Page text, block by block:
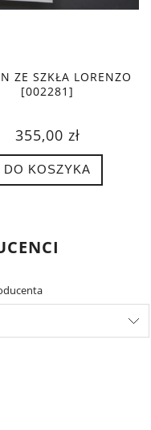
ZE SZKŁA LORENZO
[002281]
355,00 zł
DO KOSZYKA